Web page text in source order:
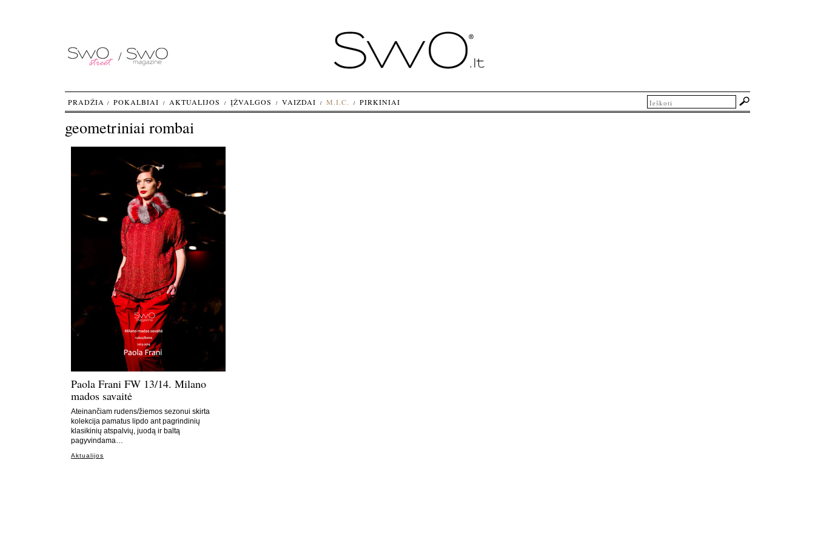
geometriniai rombai
Paola Frani FW 13/14. Milano
mados savaitė
Ateinančiam rudens/žiemos sezonui skirta
kolekcija pamatus lipdo ant pagrindinių
klasikinių atspalvių, juodą ir baltą
pagyvindama…
Aktualijos
PRADŽIA POKALBIAI AKTUALIJOS ĮŽVALGOS VAIZDAI M.I.C. PIRKINIAI